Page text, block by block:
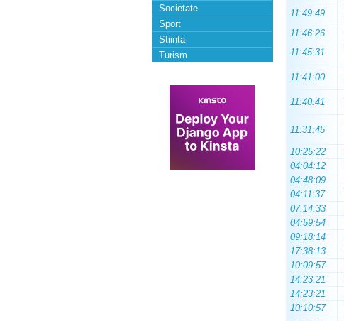
Societate
Sport
Stiinta
Turism
11:49:49
11:46:26
11:45:31
11:41:00
11:40:41
11:31:45
10:25:22
04:04:12
04:48:09
04:11:37
07:14:33
04:59:54
09:18:14
17:38:13
10:09:57
14:23:21
14:23:21
10:10:57